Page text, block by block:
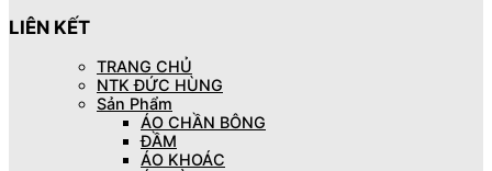
LIÊN KẾT
TRANG CHỦ
NTK ĐỨC HÙNG
Sản Phẩm
ÁO CHẦN BÔNG
ĐẦM
ÁO KHOÁC